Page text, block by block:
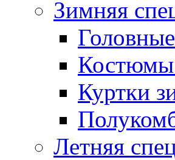
Зимняя
Куртки
Летняя